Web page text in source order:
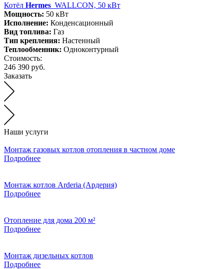
Котёл Hermes WALLCON, 50 кВт
Мощность: 50 кВт
Исполнение: Конденсационный
Вид топлива: Газ
Тип крепления: Настенный
Теплообменник: Одноконтурный
Стоимость:
246 390 руб.
Заказать
Наши услуги
Монтаж газовых котлов отопления в частном доме
Подробнее
Монтаж котлов Arderia (Ардерия)
Подробнее
Отопление для дома 200 м²
Подробнее
Монтаж дизельных котлов
Подробнее